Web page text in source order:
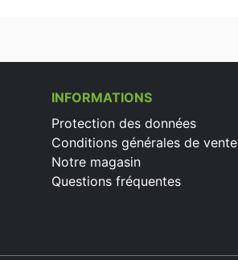
INFORMATIONS
Protection des données
Conditions générales de vente
Notre magasin
Questions fréquentes